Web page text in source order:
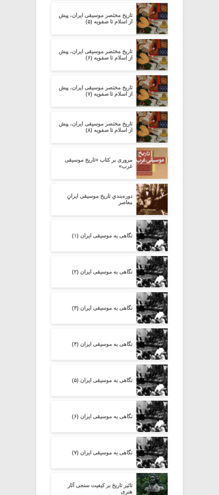
تاریخ مختصر موسیقی ایران، پیش
از اسلام تا صفویه (۵)
تاریخ مختصر موسیقی ایران، پیش
از اسلام تا صفویه (۶)
تاریخ مختصر موسیقی ایران، پیش
از اسلام تا صفویه (۷)
تاریخ مختصر موسیقی ایران، پیش
از اسلام تا صفویه (۸)
مروری بر کتاب «تاریخ موسیقی
غرب»
دوره‌بندیِ تاریخ موسیقی ایرانِ
معاصر
نگاهی به موسیقی ایران (۱)
نگاهی به موسیقی ایران (۲)
نگاهی به موسیقی ایران (۳)
نگاهی به موسیقی ایران (۴)
نگاهی به موسیقی ایران (۵)
نگاهی به موسیقی ایران (۶)
نگاهی به موسیقی ایران (۷)
تاثیر تاریخ بر کیفیت سنجی آثار
هنری